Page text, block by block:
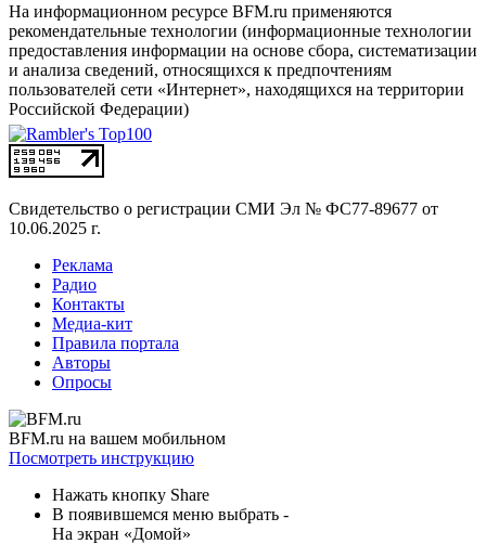
На информационном ресурсе BFM.ru применяются
рекомендательные технологии (информационные технологии
предоставления информации на основе сбора, систематизации
и анализа сведений, относящихся к предпочтениям
пользователей сети «Интернет», находящихся на территории
Российской Федерации)
Свидетельство о регистрации СМИ Эл № ФС77-89677 от
10.06.2025 г.
Реклама
Радио
Контакты
Медиа-кит
Правила портала
Авторы
Опросы
BFM.ru на вашем мобильном
Посмотреть инструкцию
Нажать кнопку Share
В появившемся меню выбрать -
На экран «Домой»